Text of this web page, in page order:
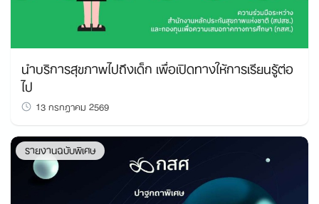
นำบริการสุขภาพไปถึงเด็ก เพื่อเปิดทางให้การเรียนรู้ต่อ
ไป
13 กรกฎาคม 2569
รายงานฉบับพิเศษ